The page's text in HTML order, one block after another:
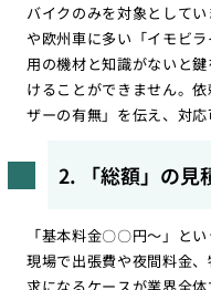
バイクのみを対象として
や欧州車に多い「イモビ
用の機材と知識がないと
けることができません。
ザーの有無」を伝え、対応
2. 「総額」の見
「基本料金〇〇円〜」と
現場で出張費や夜間料金